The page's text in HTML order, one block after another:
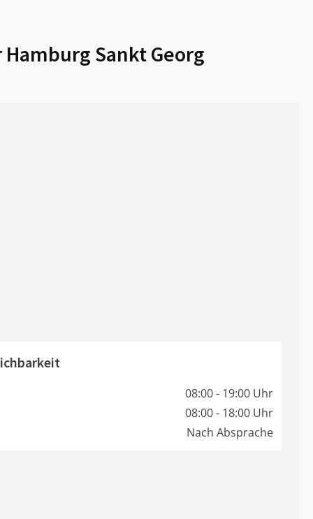
Hamburg Sankt Georg
08:00 - 19:00 Uhr
08:00 - 18:00 Uhr
Nach Absprache